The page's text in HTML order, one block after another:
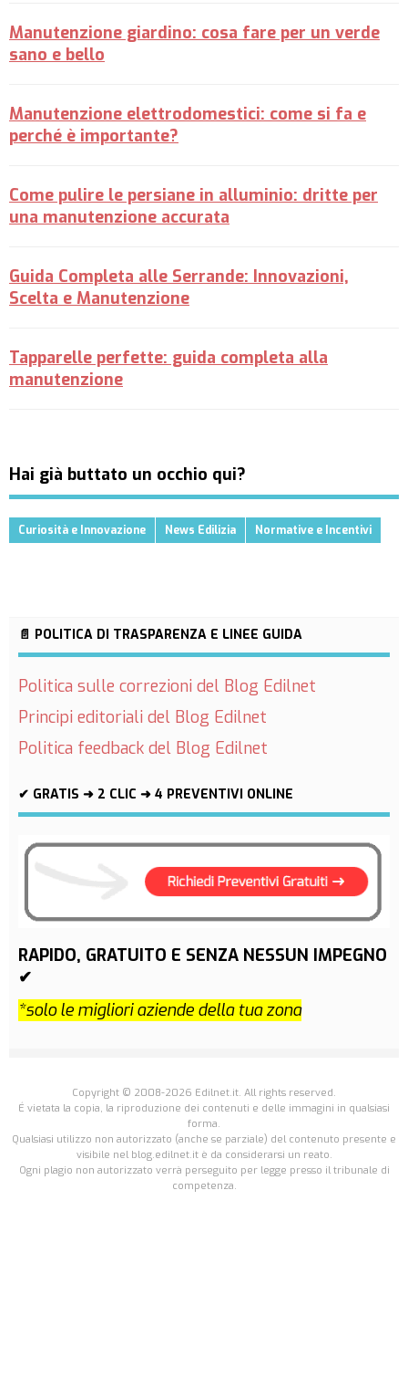
Manutenzione giardino: cosa fare per un verde
sano e bello
Manutenzione elettrodomestici: come si fa e
perché è importante?
Come pulire le persiane in alluminio: dritte per
una manutenzione accurata
Guida Completa alle Serrande: Innovazioni,
Scelta e Manutenzione
Tapparelle perfette: guida completa alla
manutenzione
Hai già buttato un occhio qui?
Curiosità e Innovazione News Edilizia Normative e Incentivi
📄 POLITICA DI TRASPARENZA E LINEE GUIDA
Politica sulle correzioni del Blog Edilnet
Principi editoriali del Blog Edilnet
Politica feedback del Blog Edilnet
✔ GRATIS ➜ 2 CLIC ➜ 4 PREVENTIVI ONLINE
RAPIDO, GRATUITO E SENZA NESSUN IMPEGNO
✔
*solo le migliori aziende della tua zona
Copyright © 2008-2026 Edilnet.it. All rights reserved.
É vietata la copia, la riproduzione dei contenuti e delle immagini in qualsiasi
forma.
Qualsiasi utilizzo non autorizzato (anche se parziale) del contenuto presente e
visibile nel blog.edilnet.it è da considerarsi un reato.
Ogni plagio non autorizzato verrà perseguito per legge presso il tribunale di
competenza.